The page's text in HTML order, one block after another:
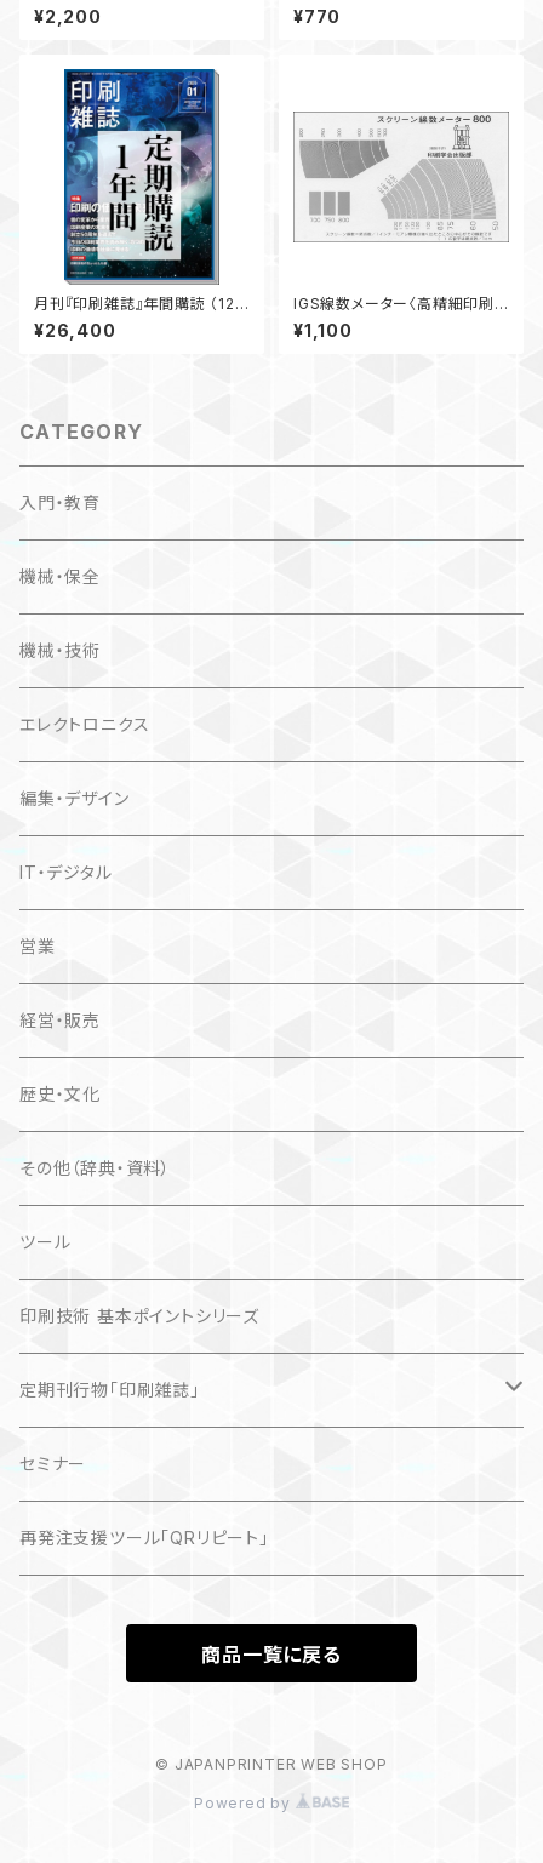
ML作成の実際 ―
¥2,200
のはなし
¥770
月刊『印刷雑誌』年間購読 （12ヶ
月分）【送料無料】
¥26,400
IGS線数メーター〈高精細印刷
物対応〉
¥1,100
CATEGORY
入門・教育
機械・保全
機械・技術
エレクトロニクス
編集・デザイン
IT・デジタル
営業
経営・販売
歴史・文化
その他（辞典・資料）
ツール
印刷技術 基本ポイントシリーズ
定期刊行物「印刷雑誌」
記事（デジタル販売）
セミナー
再発注支援ツール「QRリピート」
商品一覧に戻る
© JAPANPRINTER WEB SHOP
Powered by